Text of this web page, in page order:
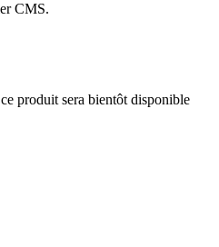
CMS.
produit sera bientôt disponible